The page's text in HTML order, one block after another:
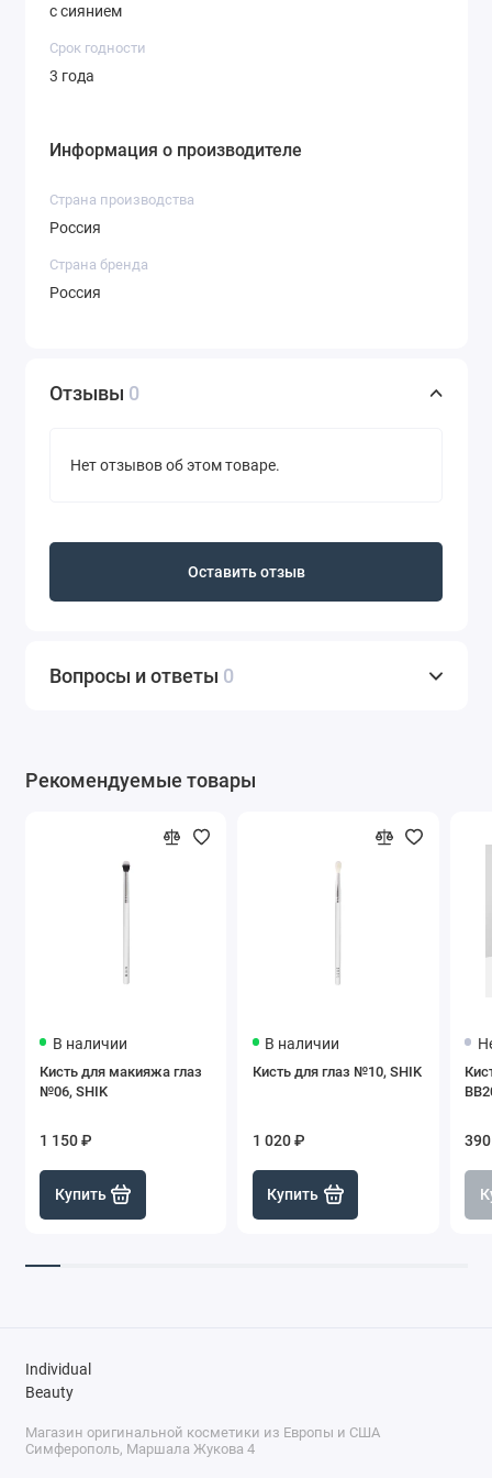
интенсивным бриллиантовым эффектом
для манящих смоки
макияжей.
фиолетово-розовый с деликатным
сиянием для создания повседневного
Оттенок 16 — драгоценный изумрудный
для создания знаменитых смоки в стиле
ярких смоки.
Витамин Е — антиоксидант, смягчает,
Способ применения:
Нанесите небольшое количество теней
Растушуйте с помощью кисти SHIK 09.
с сиянием
Срок годности
3 года
Информация о производителе
Страна производства
Россия
Страна бренда
Россия
Отзывы 0
Нет отзывов об этом товаре.
Оставить отзыв
Вопросы и ответы 0
Рекомендуемые товары
В наличии
Кисть для макияжа глаз
№06, SHIK
1 150 ₽
Купить
В наличии
Кисть для глаз №10, SHIK
1 020 ₽
Купить
Individual
Beauty
Магазин оригинальной косметики из Европы и США
Симферополь, Маршала Жукова 4